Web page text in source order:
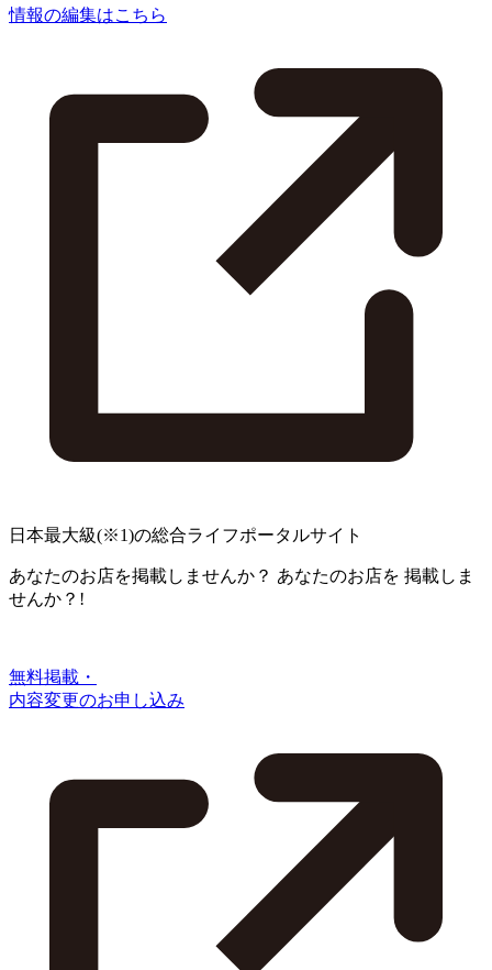
情報の編集はこちら
日本最大級(※1)の総合ライフポータルサイト
あなたのお店を掲載しませんか？ あなたのお店を 掲載しま
せんか？!
無料掲載・
内容変更のお申し込み